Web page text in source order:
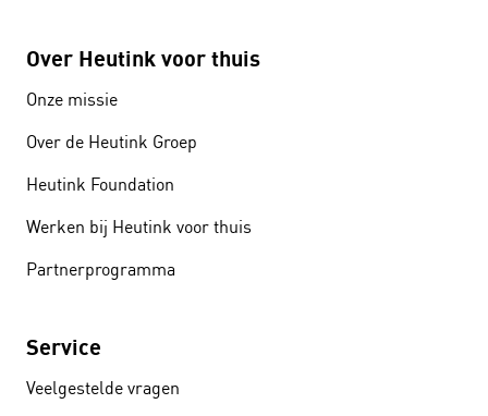
Over Heutink voor thuis
Onze missie
Over de Heutink Groep
Heutink Foundation
Werken bij Heutink voor thuis
Partnerprogramma
Service
Veelgestelde vragen